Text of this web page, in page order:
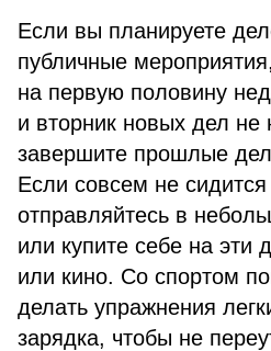
Если вы планируете
публичные
на первую половину
и вторник новых дел не
завершите прошлые
Если совсем не
отправляйтесь в
или купите себе на эти
или кино. Со спортом
делать упражнения
зарядка, чтобы не